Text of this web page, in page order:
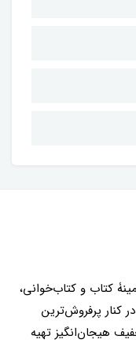
سال سابقه در زمینۀ کتاب و کتاب‌خوانی،
کنار پرفروش‌ترین
هیجان‌انگیز تهیه